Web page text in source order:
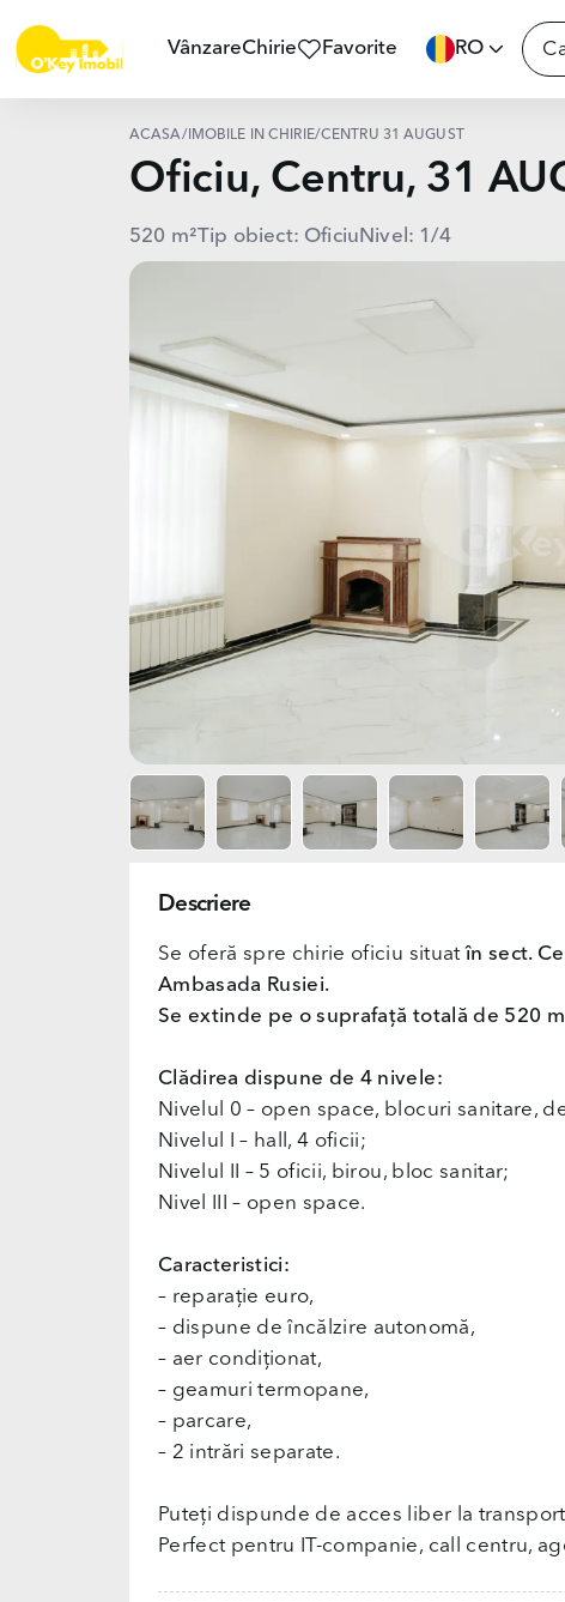
VânzareChirie Favorite RO
ACASĂ/ IMOBILE ÎN CHIRIE/CENTRU 31 AUGUST
Oficiu, Centru, 31
520 m²Tip obiect: Oficiu Nivel: 1/4
Descriere
Se oferă spre chirie oficiu situatîn sect.
Ambasada Rusiei.
Se extinde pe o suprafață totală de 520
Clădirea dispune de 4 nivele:
Nivelul 0 – open space, blocuri sanitare,
Nivelul I – hall, 4 oficii;
Nivelul II – 5 oficii, birou, bloc sanitar;
Nivel III – open space.
Caracteristici:
– reparație euro,
– dispune de încălzire autonomă,
– aer condiționat,
– geamuri termopane,
– parcare,
– 2 intrări separate.
Puteți dispunde de acces liber la
Perfect pentru IT-companie, call centru,